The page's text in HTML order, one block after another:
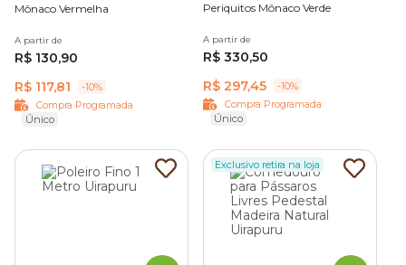
Mônaco Vermelha
A partir de
R$ 130,90
R$ 117,81
-10%
Compra Programada
Único
Periquitos Mônaco Verde
A partir de
R$ 330,50
R$ 297,45
-10%
Compra Programada
Único
Exclusivo retira na loja